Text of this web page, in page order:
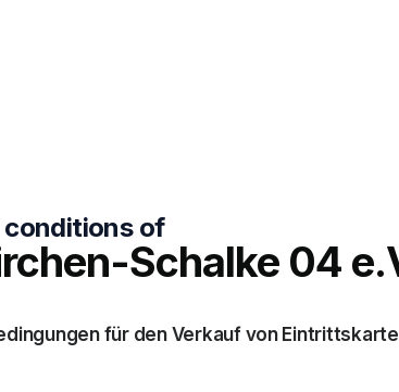
conditions of
Schalke 04
für den Verkauf von